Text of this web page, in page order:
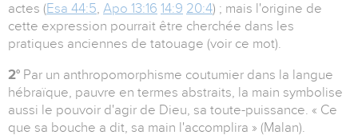
actes (Esa 44:5, Apo 13:16 14:9 20:4) ; mais l'origine de
cette expression pourrait être cherchée dans les
pratiques anciennes de tatouage (voir ce mot).
2° Par un anthropomorphisme coutumier dans la langue
hébraïque, pauvre en termes abstraits, la main symbolise
aussi le pouvoir d'agir de Dieu, sa toute-puissance. « Ce
que sa bouche a dit, sa main l'accomplira » (Malan).